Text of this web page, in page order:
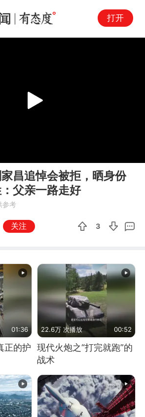
打开
Play
昌追悼会被拒，晒身份
父亲一路走好
参考
关注 3
01:36
正的护
22.6万 次播放 00:52
现代火炮之“打完就跑”的
战术